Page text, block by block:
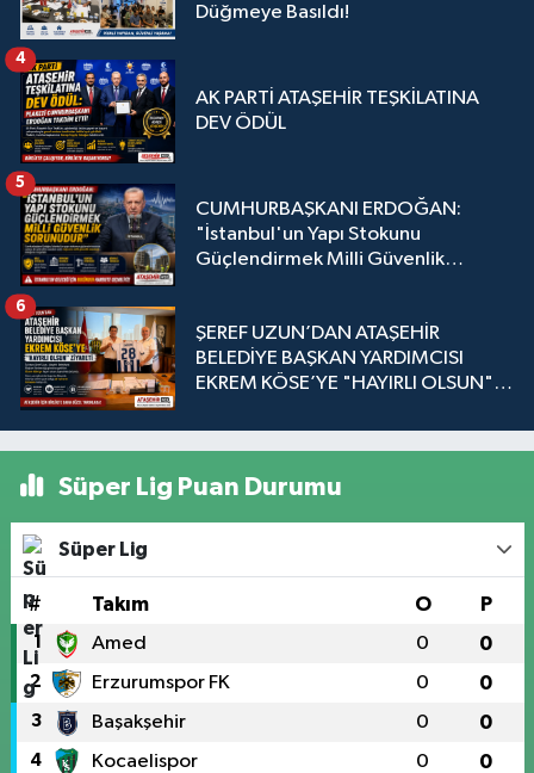
Düğmeye Basıldı!
AK PARTİ ATAŞEHİR TEŞKİLATINA
DEV ÖDÜL
4
CUMHURBAŞKANI ERDOĞAN:
"İstanbul'un Yapı Stokunu
Güçlendirmek Milli Güvenlik
5
ŞEREF UZUN’DAN ATAŞEHİR
BELEDİYE BAŞKAN YARDIMCISI
EKREM KÖSE’YE "HAYIRLI OLSUN"
6
Süper Lig Puan Durumu
Süper Lig
# Takım O P
1 Amed 0 0
2 Erzurumspor FK 0 0
3 Başakşehir 0 0
4 Kocaelispor 0 0